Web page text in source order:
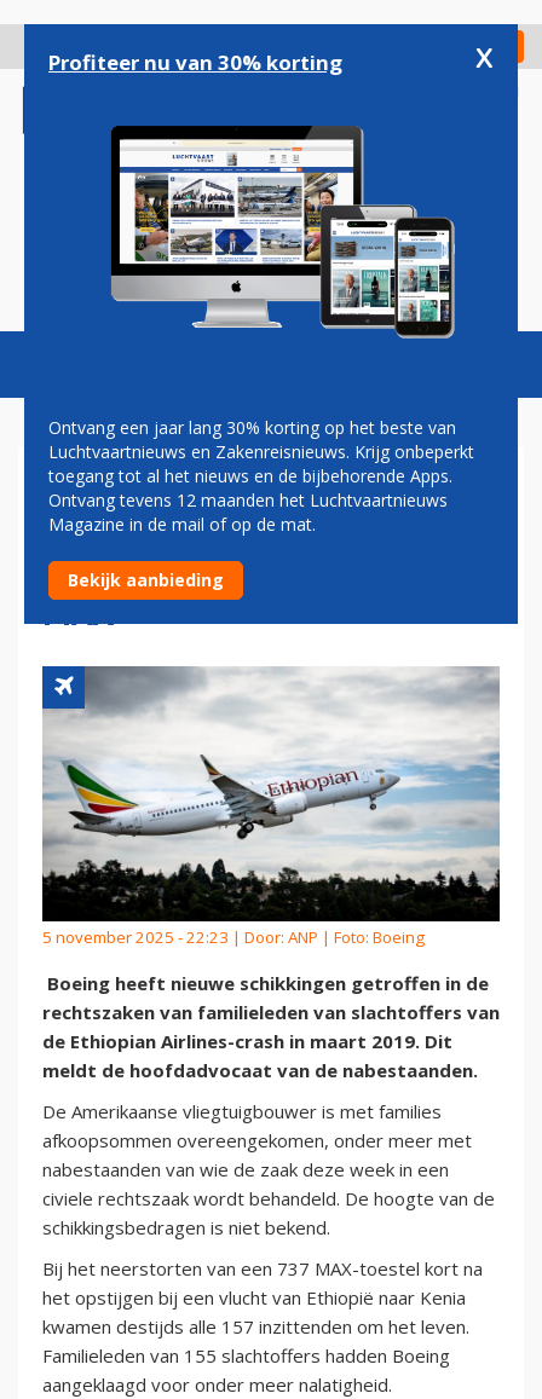
gaan
Check in
Magazine Podcasts Vacatures
BOEING SCHIKT MET
MEERDERE NABESTAANDEN
CRASH ETHIOPISCHE 737
MAX
5 november 2025 - 22:23 | Door: ANP | Foto: Boeing
Boeing heeft nieuwe schikkingen getroffen in de
rechtszaken van familieleden van slachtoffers van
de Ethiopian Airlines-crash in maart 2019. Dit
meldt de hoofdadvocaat van de nabestaanden.
De Amerikaanse vliegtuigbouwer is met families
afkoopsommen overeengekomen, onder meer met
nabestaanden van wie de zaak deze week in een
civiele rechtszaak wordt behandeld. De hoogte van de
schikkingsbedragen is niet bekend.
Bij het neerstorten van een 737 MAX-toestel kort na
het opstijgen bij een vlucht van Ethiopië naar Kenia
kwamen destijds alle 157 inzittenden om het leven.
Familieleden van 155 slachtoffers hadden Boeing
aangeklaagd voor onder meer nalatigheid.
Profiteer nu van 30% korting x
Ontvang een jaar lang 30% korting op het beste van
Luchtvaartnieuws en Zakenreisnieuws. Krijg onbeperkt
toegang tot al het nieuws en de bijbehorende Apps.
Ontvang tevens 12 maanden het Luchtvaartnieuws
Magazine in de mail of op de mat.
Bekijk aanbieding